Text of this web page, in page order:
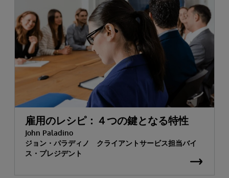
雇用のレシピ：４つの鍵となる特性
John Paladino
ジョン・パラディノ クライアントサービス担当バイ
ス・プレジデント